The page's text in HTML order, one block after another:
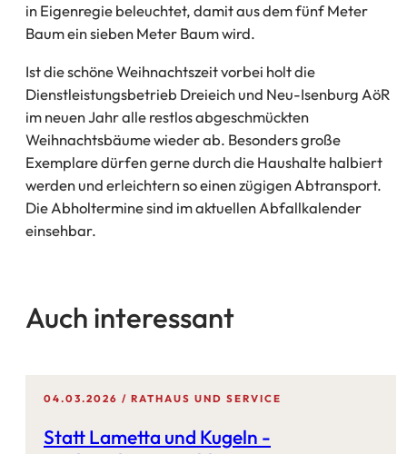
in Eigenregie beleuchtet, damit aus dem fünf Meter
Baum ein sieben Meter Baum wird.
Ist die schöne Weihnachtszeit vorbei holt die
Dienstleistungsbetrieb Dreieich und Neu-Isenburg AöR
im neuen Jahr alle restlos abgeschmückten
Weihnachtsbäume wieder ab. Besonders große
Exemplare dürfen gerne durch die Haushalte halbiert
werden und erleichtern so einen zügigen Abtransport.
Die Abholtermine sind im aktuellen Abfallkalender
einsehbar.
Auch interessant
04.03.2026 RATHAUS UND SERVICE
Statt Lametta und Kugeln -